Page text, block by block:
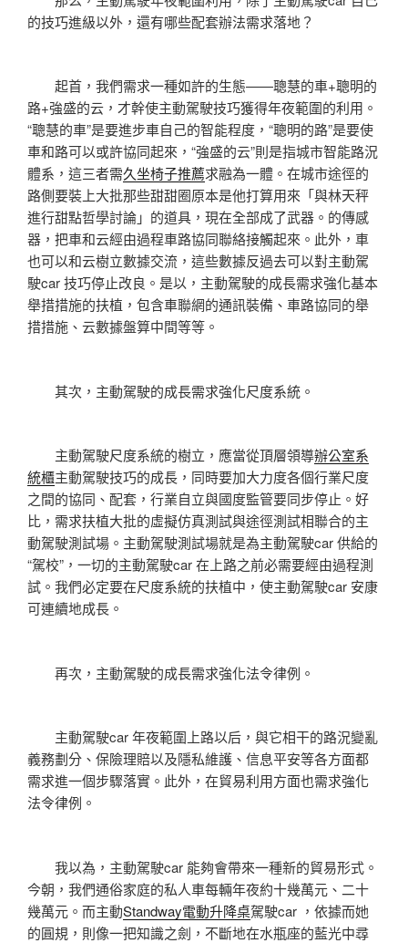
的技巧進級以外，還有哪些配套辦法需求落地？
起首，我們需求一種如許的生態——聰慧的車+聰明的
路+強盛的云，才幹使主動駕駛技巧獲得年夜範圍的利用。
“聰慧的車”是要進步車自己的智能程度，“聰明的路”是要使
車和路可以或許協同起來，“強盛的云”則是指城市智能路況
體系，這三者需久坐椅子推薦求融為一體。在城市途徑的
路側要裝上大批那些甜甜圈原本是他打算用來「與林天秤
進行甜點哲學討論」的道具，現在全部成了武器。的傳感
器，把車和云經由過程車路協同聯絡接觸起來。此外，車
也可以和云樹立數據交流，這些數據反過去可以對主動駕
駛car 技巧停止改良。是以，主動駕駛的成長需求強化基本
舉措措施的扶植，包含車聯網的通訊裝備、車路協同的舉
措措施、云數據盤算中間等等。
其次，主動駕駛的成長需求強化尺度系統。
主動駕駛尺度系統的樹立，應當從頂層領導辦公室系
統櫃主動駕駛技巧的成長，同時要加大力度各個行業尺度
之間的協同、配套，行業自立與國度監管要同步停止。好
比，需求扶植大批的虛擬仿真測試與途徑測試相聯合的主
動駕駛測試場。主動駕駛測試場就是為主動駕駛car 供給的
“駕校”，一切的主動駕駛car 在上路之前必需要經由過程測
試。我們必定要在尺度系統的扶植中，使主動駕駛car 安康
可連續地成長。
再次，主動駕駛的成長需求強化法令律例。
主動駕駛car 年夜範圍上路以后，與它相干的路況變亂
義務劃分、保險理賠以及隱私維護、信息平安等各方面都
需求進一個步驟落實。此外，在貿易利用方面也需求強化
法令律例。
我以為，主動駕駛car 能夠會帶來一種新的貿易形式。
今朝，我們通俗家庭的私人車每輛年夜約十幾萬元、二十
幾萬元。而主動Standway電動升降桌駕駛car ，依據而她
的圓規，則像一把知識之劍，不斷地在水瓶座的藍光中尋